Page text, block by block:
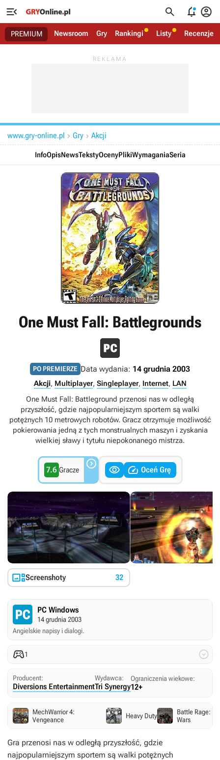
   
PREMIUM Newsroom Gry Rankingi Listy Recenzje
www.gry-online.pl  Gry  Akcji
InfoOpisNewsTekstyOcenyPlikiWymaganiaSeria
One Must Fall: Battlegrounds
PO PREMIERZE Data wydania: 14 grudnia 2003
Akcji, Multiplayer, Singleplayer, Internet, LAN
One Must Fall: Battleground przenosi nas w odległą
przyszłość, gdzie najpopularniejszym sportem są walki
potężnych 10 metrowych robotów. Gracz otrzymuje możliwość
pokierowania jedną z tych monstrualnych maszyn i zyskania
wielkiej sławy i tytułu niepokonanego mistrza.
7.6 Gracze    Oceń Grę
Screenshoty 32
PC Windows
14 grudnia 2003
Angielskie napisy i dialogi.
1 
Producent:
Diversions Entertainment
Wydawca:
Tri Synergy
Ograniczenia wiekowe:
12+
MechWarrior 4:
Vengeance
Heavy Duty
Battle Rage:
Wars
Gra przenosi nas w odległą przyszłość, gdzie
najpopularniejszym sportem są walki potężnych